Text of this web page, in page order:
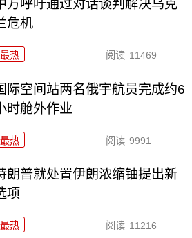
方呼吁通过对话谈判解决乌克
危机
最热 阅读 11469
际空间站两名俄宇航员完成约6
时舱外作业
最热 阅读 9991
朗普就处置伊朗浓缩铀提出新
项
最热 阅读 11216